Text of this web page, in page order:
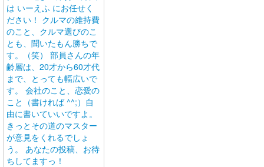
は いーえふ にお任せく
ださい！ クルマの維持費
のこと、クルマ選びのこ
とも、聞いたもん勝ちで
す。（笑） 部員さんの年
齢層は、20才から60才代
まで、とっても幅広いで
す。 会社のこと、恋愛の
こと（書ければ ^^;）自
由に書いていいですよ。
きっとその道のマスター
が意見をくれるでしょ
う。 あなたの投稿、お待
ちしてますっ！